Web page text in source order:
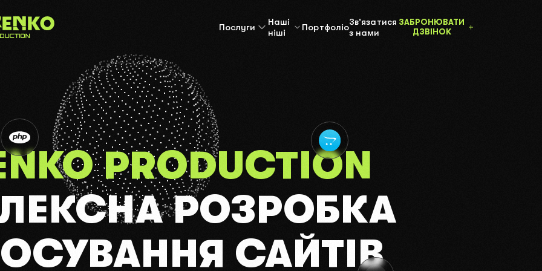
Послуги
сайт
Системи
CRM-системи
ERP-системи
SEO Просування сайту
PPC Контекстна реклама
META Таргетована
реклама
Технічна підтримка
сайтів
Супровід сайту
Ціна створення сайтів
Наші
ніші
Будівництво
ПортфоліоЗв'язатися
з нами
ЗАБРОНЮВАТИ
ДЗВІНОК
EN
PRODUCTION
РОЗРОБКА
САЙТІВ